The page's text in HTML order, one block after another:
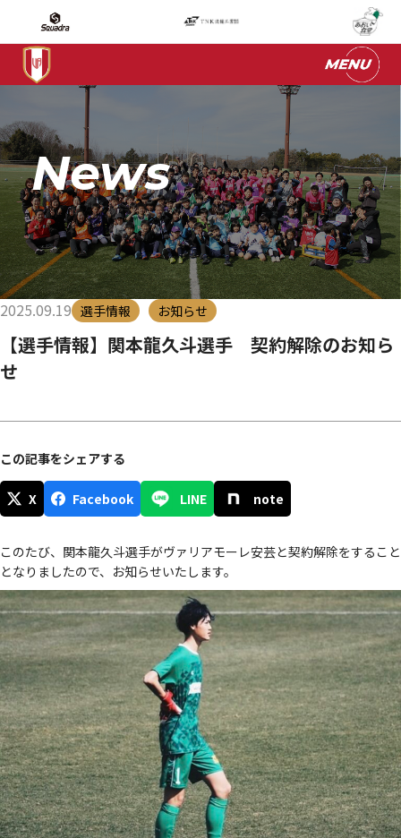
News
2025.09.19 選手情報 お知らせ
【選手情報】関本龍久斗選手 契約解除のお知ら
せ
この記事をシェアする
X Facebook LINE note
このたび、関本龍久斗選手がヴァリアモーレ安芸と契約解除をすること
となりましたので、お知らせいたします。